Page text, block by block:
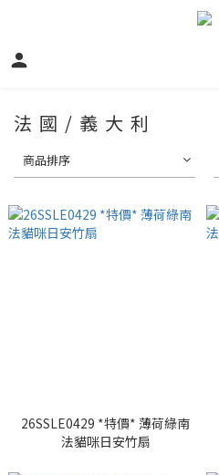
法 國 / 義 大 利
商品排序
26SSLE0429 *特價* 薄荷綠南
法貓咪日安竹扇